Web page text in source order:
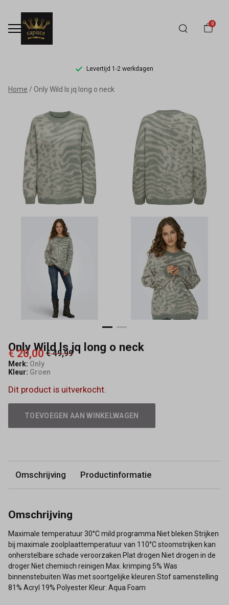
0
Levertijd 1-2 werkdagen
Only
Wild
long
Capisce
Mode
Home Only Wild ls jq long o neck
Only Wild ls jq long o neck
€ 20,00 € 49,99
Merk: Only
Kleur: Groen
Dit product is uitverkocht.
TOEVOEGEN AAN WINKELWAGEN
Omschrijving Productinformatie
Omschrijving
Maximale temperatuur 30°C mild programma Niet bleken Strijken
bij maximale zoolplaattemperatuur van 110°C stoomstrijken kan
onherstelbare schade veroorzaken Plat drogen Niet drogen in de
droger Niet chemisch reinigen Max. krimping 5% Was
binnenstebuiten Was met soortgelijke kleuren Stof samenstelling
81% Acryl 19% Polyester Kleur: Aqua Foam